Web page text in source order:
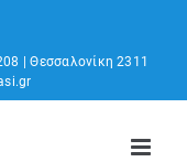
| Θεσσαλονίκη 2311